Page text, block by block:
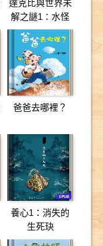
達克比與世界未
解之謎1：水怪
貓騎士：尼斯湖
水怪的疑案調查
爸爸去哪裡？
養心1：消失的
生死玦